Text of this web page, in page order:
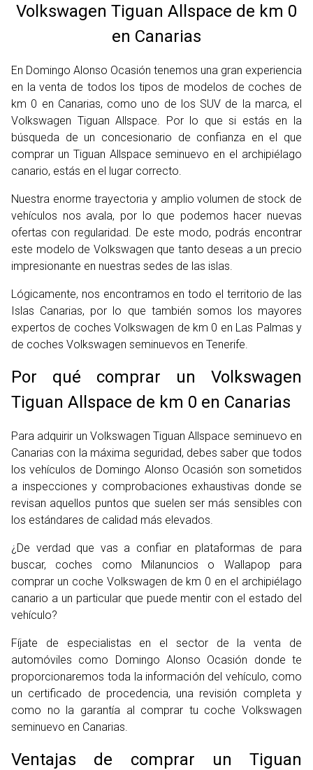
Volkswagen Tiguan Allspace de km 0
en Canarias
En Domingo Alonso Ocasión tenemos una gran experiencia
en la venta de todos los tipos de modelos de coches de
km 0 en Canarias, como uno de los SUV de la marca, el
Volkswagen Tiguan Allspace. Por lo que si estás en la
búsqueda de un concesionario de confianza en el que
comprar un Tiguan Allspace seminuevo en el archipiélago
canario, estás en el lugar correcto.
Nuestra enorme trayectoria y amplio volumen de stock de
vehículos nos avala, por lo que podemos hacer nuevas
ofertas con regularidad. De este modo, podrás encontrar
este modelo de Volkswagen que tanto deseas a un precio
impresionante en nuestras sedes de las islas.
Lógicamente, nos encontramos en todo el territorio de las
Islas Canarias, por lo que también somos los mayores
expertos de coches Volkswagen de km 0 en Las Palmas y
de coches Volkswagen seminuevos en Tenerife.
Por qué comprar un Volkswagen
Tiguan Allspace de km 0 en Canarias
Para adquirir un Volkswagen Tiguan Allspace seminuevo en
Canarias con la máxima seguridad, debes saber que todos
los vehículos de Domingo Alonso Ocasión son sometidos
a inspecciones y comprobaciones exhaustivas donde se
revisan aquellos puntos que suelen ser más sensibles con
los estándares de calidad más elevados.
¿De verdad que vas a confiar en plataformas de para
buscar, coches como Milanuncios o Wallapop para
comprar un coche Volkswagen de km 0 en el archipiélago
canario a un particular que puede mentir con el estado del
vehículo?
Fíjate de especialistas en el sector de la venta de
automóviles como Domingo Alonso Ocasión donde te
proporcionaremos toda la información del vehículo, como
un certificado de procedencia, una revisión completa y
como no la garantía al comprar tu coche Volkswagen
seminuevo en Canarias.
Ventajas de comprar un Tiguan